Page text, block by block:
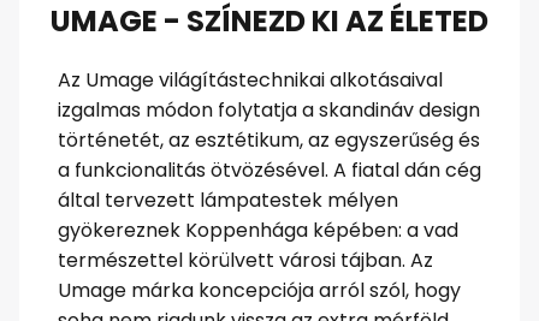
UMAGE - SZÍNEZD KI AZ ÉLETED
Az Umage világítástechnikai alkotásaival
izgalmas módon folytatja a skandináv design
történetét, az esztétikum, az egyszerűség és
a funkcionalitás ötvözésével. A fiatal dán cég
által tervezett lámpatestek mélyen
gyökereznek Koppenhága képében: a vad
természettel körülvett városi tájban. Az
Umage márka koncepciója arról szól, hogy